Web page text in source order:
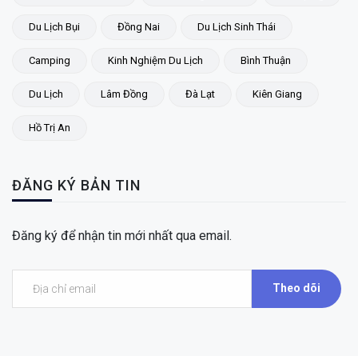
Du Lịch Bụi Đồng Nai Du Lịch Sinh Thái
Camping Kinh Nghiệm Du Lịch Bình Thuận
Du Lịch Lâm Đồng Đà Lạt Kiên Giang
Hồ Trị An
ĐĂNG KÝ BẢN TIN
Đăng ký để nhận tin mới nhất qua email.
Theo dõi